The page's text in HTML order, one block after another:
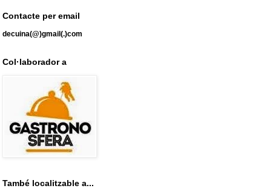
Contacte per email
decuina(@)gmail(.)com
Col·laborador a
També localitzable a...